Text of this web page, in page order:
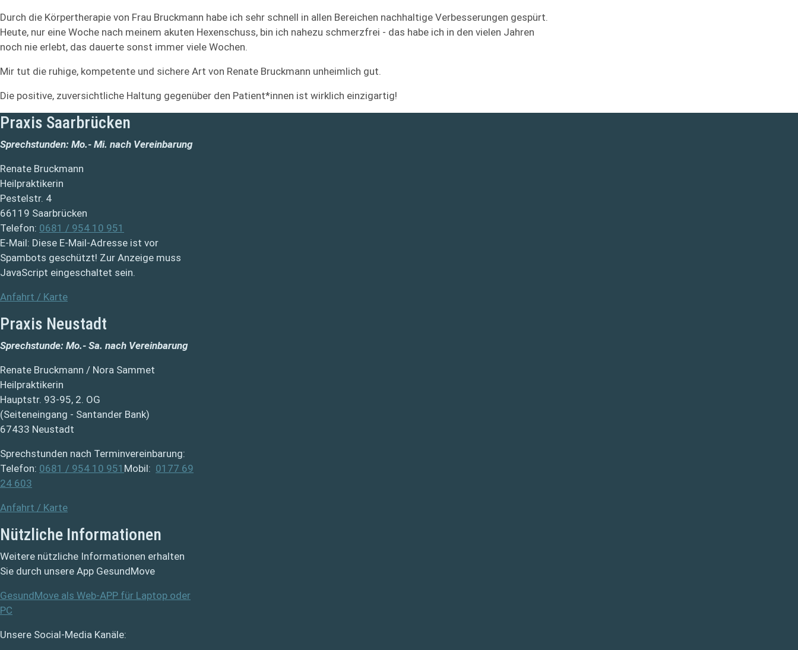
Durch die Körpertherapie von Frau Bruckmann habe ich sehr schnell in allen Bereichen nachhaltige Verbesserungen gespürt.
Heute, nur eine Woche nach meinem akuten Hexenschuss, bin ich nahezu schmerzfrei - das habe ich in den vielen Jahren
noch nie erlebt, das dauerte sonst immer viele Wochen.
Mir tut die ruhige, kompetente und sichere Art von Renate Bruckmann unheimlich gut.
Die positive, zuversichtliche Haltung gegenüber den Patient*innen ist wirklich einzigartig!
Praxis Saarbrücken
Sprechstunden: Mo.- Mi. nach Vereinbarung
Renate Bruckmann
Heilpraktikerin
Pestelstr. 4
66119 Saarbrücken
Telefon: 0681 / 954 10 951
E-Mail: Diese E-Mail-Adresse ist vor
Spambots geschützt! Zur Anzeige muss
JavaScript eingeschaltet sein.
Anfahrt / Karte
Praxis Neustadt
Sprechstunde: Mo.- Sa. nach Vereinbarung
Renate Bruckmann / Nora Sammet
Heilpraktikerin
Hauptstr. 93-95, 2. OG
(Seiteneingang - Santander Bank)
67433 Neustadt
Sprechstunden nach Terminvereinbarung:
Telefon: 0681 / 954 10 951 Mobil: 0177 69
24 603
Anfahrt / Karte
Nützliche Informationen
Weitere nützliche Informationen erhalten
Sie durch unsere App GesundMove
GesundMove als Web-APP für Laptop oder
PC
Unsere Social-Media Kanäle: